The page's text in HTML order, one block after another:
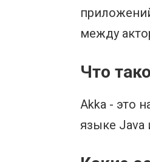
между
Что
Akka - это
языке Java